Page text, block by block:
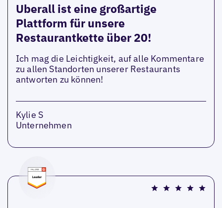
Uberall ist eine großartige
Plattform für unsere
Restaurantkette über 20!
Ich mag die Leichtigkeit, auf alle Kommentare
zu allen Standorten unserer Restaurants
antworten zu können!
Kylie S
Unternehmen